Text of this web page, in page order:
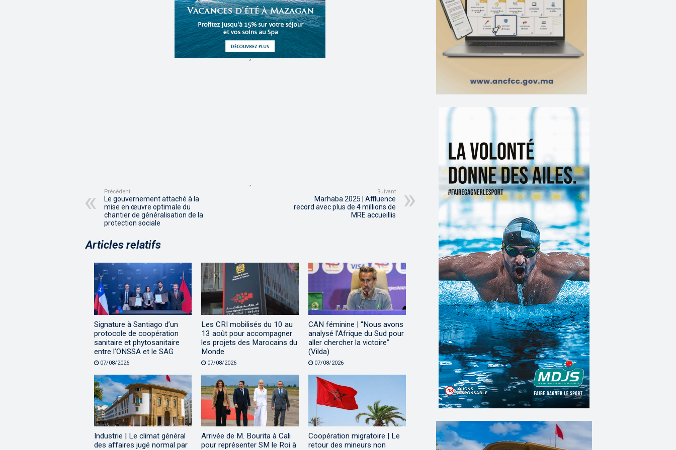
,
,
Précédent
Le gouvernement attaché à la
mise en œuvre optimale du
chantier de généralisation de la
protection sociale
Suivant
Marhaba 2025 | Affluence
record avec plus de 4 millions de
MRE accueillis
Articles relatifs
Signature à Santiago d’un
protocole de coopération
sanitaire et phytosanitaire
entre l’ONSSA et le SAG
07/08/2026
Les CRI mobilisés du 10 au
13 août pour accompagner
les projets des Marocains du
Monde
07/08/2026
CAN féminine | “Nous avons
analysé l’Afrique du Sud pour
aller chercher la victoire”
(Vilda)
07/08/2026
Industrie | Le climat général
des affaires jugé normal par
Arrivée de M. Bourita à Cali
pour représenter SM le Roi à
Coopération migratoire | Le
retour des mineurs non